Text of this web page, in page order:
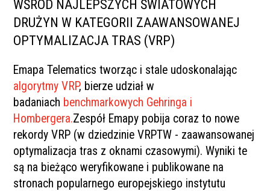
WŚRÓD NAJLEPSZYCH ŚWIATOWYCH
DRUŻYN W KATEGORII ZAAWANSOWANEJ
OPTYMALIZACJA TRAS (VRP)
Emapa Telematics tworząc i stale udoskonalając
algorytmy VRP, bierze udział w
badaniach benchmarkowych Gehringa i
Hombergera.Zespół Emapy pobija coraz to nowe
rekordy VRP (w dziedzinie VRPTW - zaawansowanej
optymalizacja tras z oknami czasowymi). Wyniki te
są na bieżąco weryfikowane i publikowane na
stronach popularnego europejskiego instytutu